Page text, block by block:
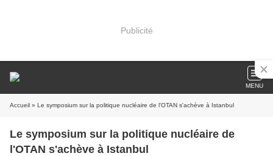
Publicité
MENU
Accueil » Le symposium sur la politique nucléaire de l'OTAN s'achève à Istanbul
Le symposium sur la politique nucléaire de
l'OTAN s'achève à Istanbul